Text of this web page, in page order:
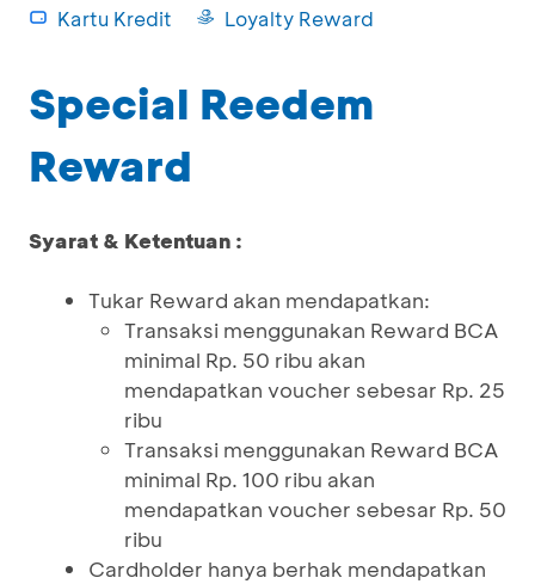
Kartu Kredit Loyalty Reward
Special Reedem
Reward
Syarat & Ketentuan :
Tukar Reward akan mendapatkan:
Transaksi menggunakan Reward BCA
minimal Rp. 50 ribu akan
mendapatkan voucher sebesar Rp. 25
ribu
Transaksi menggunakan Reward BCA
minimal Rp. 100 ribu akan
mendapatkan voucher sebesar Rp. 50
ribu
Cardholder hanya berhak mendapatkan